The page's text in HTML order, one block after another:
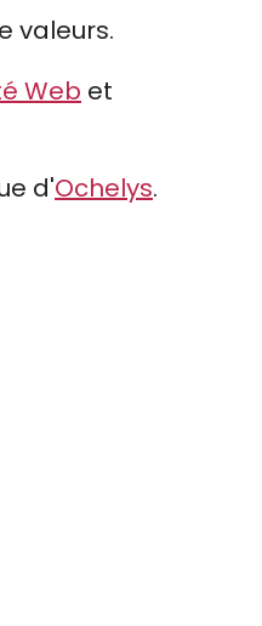
valeurs.
Web et
d'Ochelys.